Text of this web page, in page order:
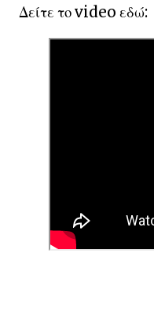
Δείτε το video εδώ: